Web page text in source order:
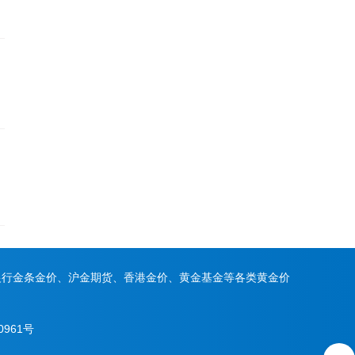
金条金价、沪金期货、香港金价、黄金基金等各类黄金价
号